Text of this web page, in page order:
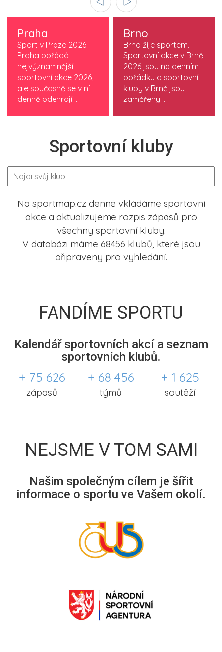
Praha
Sport v Praze 2026
Praha pořádá
nejvýznamnější
sportovní akce 2026,
ale současně se v ní
denně odehrají ...
Brno
Brno žije sportem.
Sportovní akce v Brně
2026 jsou na denním
pořádku a sportovní
kluby v Brně jsou
zaměřeny ...
Sportovní kluby
Na sportmap.cz denně vkládáme sportovní
akce a aktualizujeme rozpis zápasů pro
všechny sportovní kluby.
V databázi máme 68456 klubů, které jsou
připraveny pro vyhledání.
FANDÍME SPORTU
Kalendář sportovních akcí a seznam
sportovních klubů.
+ 75 626
zápasů
+ 68 456
týmů
+ 1 625
soutěží
NEJSME V TOM SAMI
Našim společným cílem je šířit
informace o sportu ve Vašem okolí.